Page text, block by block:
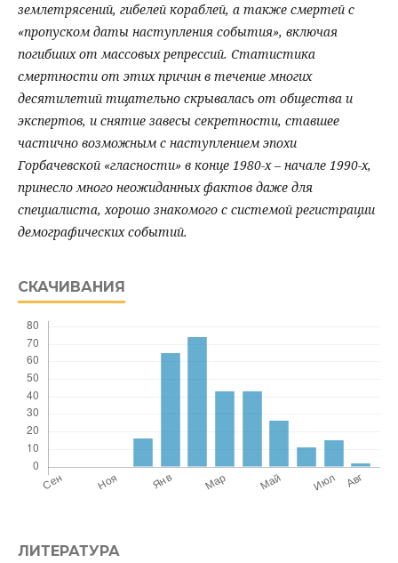
землетрясений, гибелей кораблей, а также смертей с
«пропуском даты наступления события», включая
погибших от массовых репрессий. Статистика
смертности от этих причин в течение многих
десятилетий тщательно скрывалась от общества и
экспертов, и снятие завесы секретности, ставшее
частично возможным с наступлением эпохи
Горбачевской «гласности» в конце 1980-х – начале 1990-х,
принесло много неожиданных фактов даже для
специалиста, хорошо знакомого с системой регистрации
демографических событий.
СКАЧИВАНИЯ
ЛИТЕРАТУРА